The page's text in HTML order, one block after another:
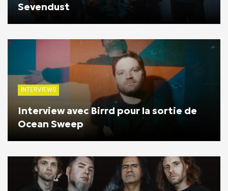
Sevendust
INTERVIEWS
Interview avec Birrd pour la sortie de
Ocean Sweep